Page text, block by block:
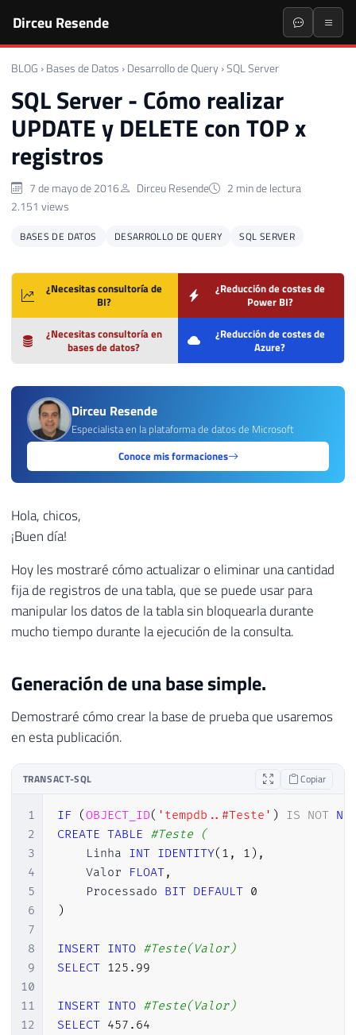
Dirceu Resende
BLOG › Bases de Datos › Desarrollo de Query ›SQL Server
SQL Server - Cómo realizar
UPDATE y DELETE con TOP x
registros
7 de mayo de 2016 Dirceu Resende
2 min de lectura
2.151 views
BASES DE DATOS DESARROLLO DE QUERY SQL SERVER
¿Necesitas consultoría de
BI?
¿Reducción de costes de
Power BI?
¿Necesitas consultoría en
bases de datos?
¿Reducción de costes de
Azure?
Dirceu Resende
Especialista en la plataforma de datos de Microsoft
Conoce mis formaciones
Hola, chicos,
¡Buen día!
Hoy les mostraré cómo actualizar o eliminar una cantidad
fija de registros de una tabla, que se puede usar para
manipular los datos de la tabla sin bloquearla durante
mucho tiempo durante la ejecución de la consulta.
Generación de una base simple.
Demostraré cómo crear la base de prueba que usaremos
en esta publicación.
TRANSACT-SQL Copiar
1
2
3
4
5
6
7
8
9
10
11
12
IF (OBJECT_ID( 'tempdb..#Teste' ) IS NOT
CREATE TABLE #Teste (
    Linha
INT IDENTITY( 1 , 1 ) ,
    Valor
FLOAT,
    Processado
BIT DEFAULT 0
)
INSERT INTO #Teste(Valor)
SELECT 125.99
INSERT INTO #Teste(Valor)
SELECT 457.64